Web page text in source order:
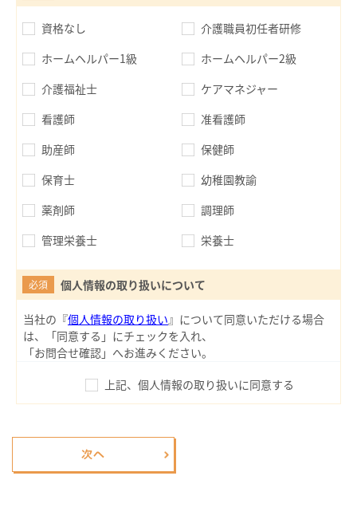
資格なし
介護職員初任者研修
ホームヘルパー1級
ホームヘルパー2級
介護福祉士
ケアマネジャー
看護師
准看護師
助産師
保健師
保育士
幼稚園教諭
薬剤師
調理師
管理栄養士
栄養士
必須 個人情報の取り扱いについて
当社の『個人情報の取り扱い』について同意いただける場合
は、「同意する」にチェックを入れ、
「お問合せ確認」へお進みください。
上記、個人情報の取り扱いに同意する